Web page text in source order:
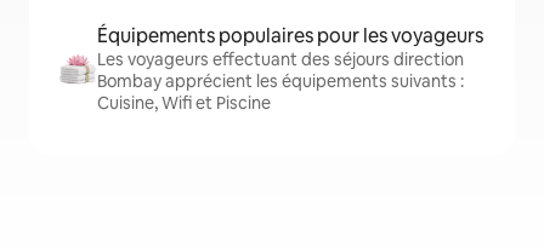
Équipements populaires pour les voyageurs
Les voyageurs effectuant des séjours direction
Bombay apprécient les équipements suivants :
Cuisine, Wifi et Piscine